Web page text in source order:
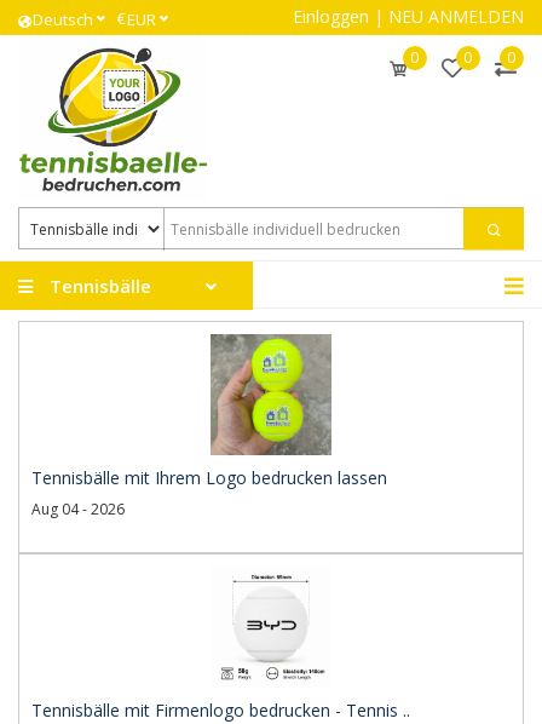
Deutsch €EUR Einloggen | NEU ANMELDEN
0 0 0
Tennisbälle
Tennisbälle mit Ihrem Logo bedrucken lassen
Aug 04 - 2026
Tennisbälle mit Firmenlogo bedrucken - Tennis ..